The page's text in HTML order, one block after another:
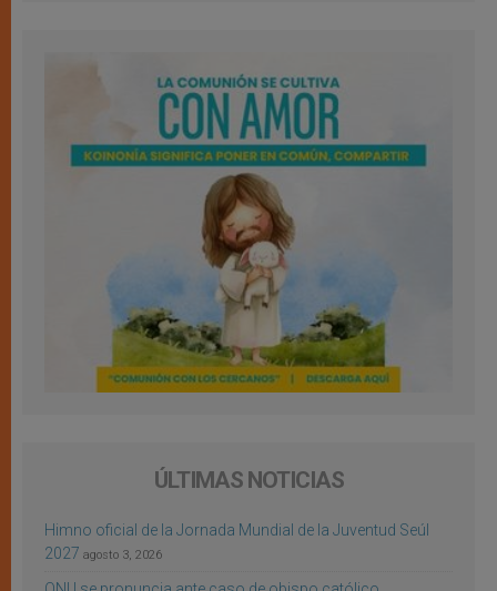
ÚLTIMAS NOTICIAS
Himno oficial de la Jornada Mundial de la Juventud Seúl
2027 agosto 3, 2026